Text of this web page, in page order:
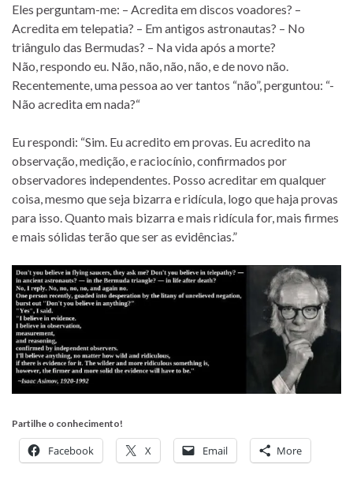
Eles perguntam-me: – Acredita em discos voadores? –
Acredita em telepatia? – Em antigos astronautas? – No
triângulo das Bermudas? – Na vida após a morte?
Não, respondo eu. Não, não, não, não, e de novo não.
Recentemente, uma pessoa ao ver tantos “não”, perguntou: “-
Não acredita em nada?“
Eu respondi: “Sim. Eu acredito em provas. Eu acredito na
observação, medição, e raciocínio, confirmados por
observadores independentes. Posso acreditar em qualquer
coisa, mesmo que seja bizarra e ridícula, logo que haja provas
para isso. Quanto mais bizarra e mais ridícula for, mais firmes
e mais sólidas terão que ser as evidências.”
Partilhe o conhecimento!
Facebook X Email More